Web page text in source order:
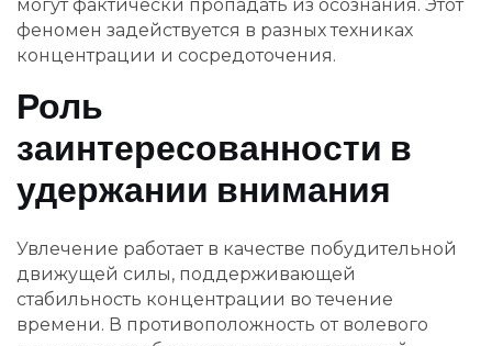
могут фактически пропадать из осознания. Этот
феномен задействуется в разных техниках
концентрации и сосредоточения.
Роль
заинтересованности в
удержании внимания
Увлечение работает в качестве побудительной
движущей силы, поддерживающей
стабильность концентрации во течение
времени. В противоположность от волевого